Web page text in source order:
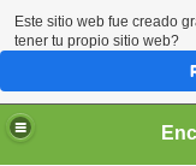
Este sitio web fue creado
tener tu propio sitio web?